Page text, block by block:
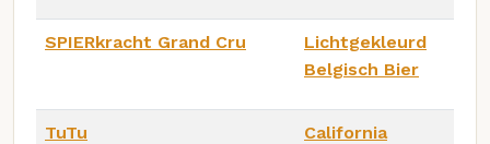
SPIERkracht Grand Cru
Lichtgekleurd
Belgisch Bier
TuTu
California